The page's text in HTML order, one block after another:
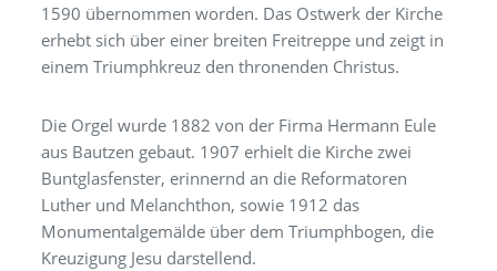
1590 übernommen worden. Das Ostwerk der Kirche
erhebt sich über einer breiten Freitreppe und zeigt in
einem Triumphkreuz den thronenden Christus.
Die Orgel wurde 1882 von der Firma Hermann Eule
aus Bautzen gebaut. 1907 erhielt die Kirche zwei
Buntglasfenster, erinnernd an die Reformatoren
Luther und Melanchthon, sowie 1912 das
Monumentalgemälde über dem Triumphbogen, die
Kreuzigung Jesu darstellend.